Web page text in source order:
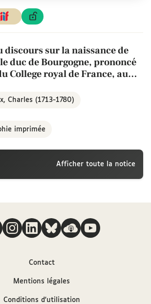
sur la naissance de
duc de Bourgogne, prononcé
College royal de France, au
Charles (1713-1780)
imprimée
Afficher toute la notice
sur la naissance de
duc de Bourgogne, prononcé dans la
suivre
Contact
Mentions légales
Conditions d'utilisation